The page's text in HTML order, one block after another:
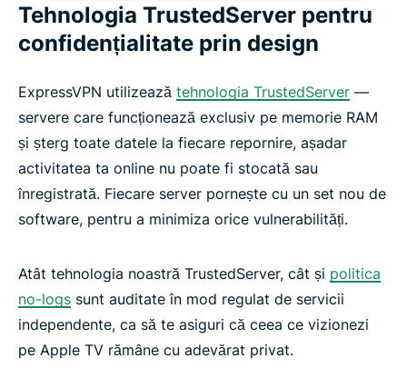
Tehnologia TrustedServer pentru
confidențialitate prin design
ExpressVPN utilizează tehnologia TrustedServer —
servere care funcționează exclusiv pe memorie RAM
și șterg toate datele la fiecare repornire, așadar
activitatea ta online nu poate fi stocată sau
înregistrată. Fiecare server pornește cu un set nou de
software, pentru a minimiza orice vulnerabilități.
Atât tehnologia noastră TrustedServer, cât și politica
no-logs sunt auditate în mod regulat de servicii
independente, ca să te asiguri că ceea ce vizionezi
pe Apple TV rămâne cu adevărat privat.